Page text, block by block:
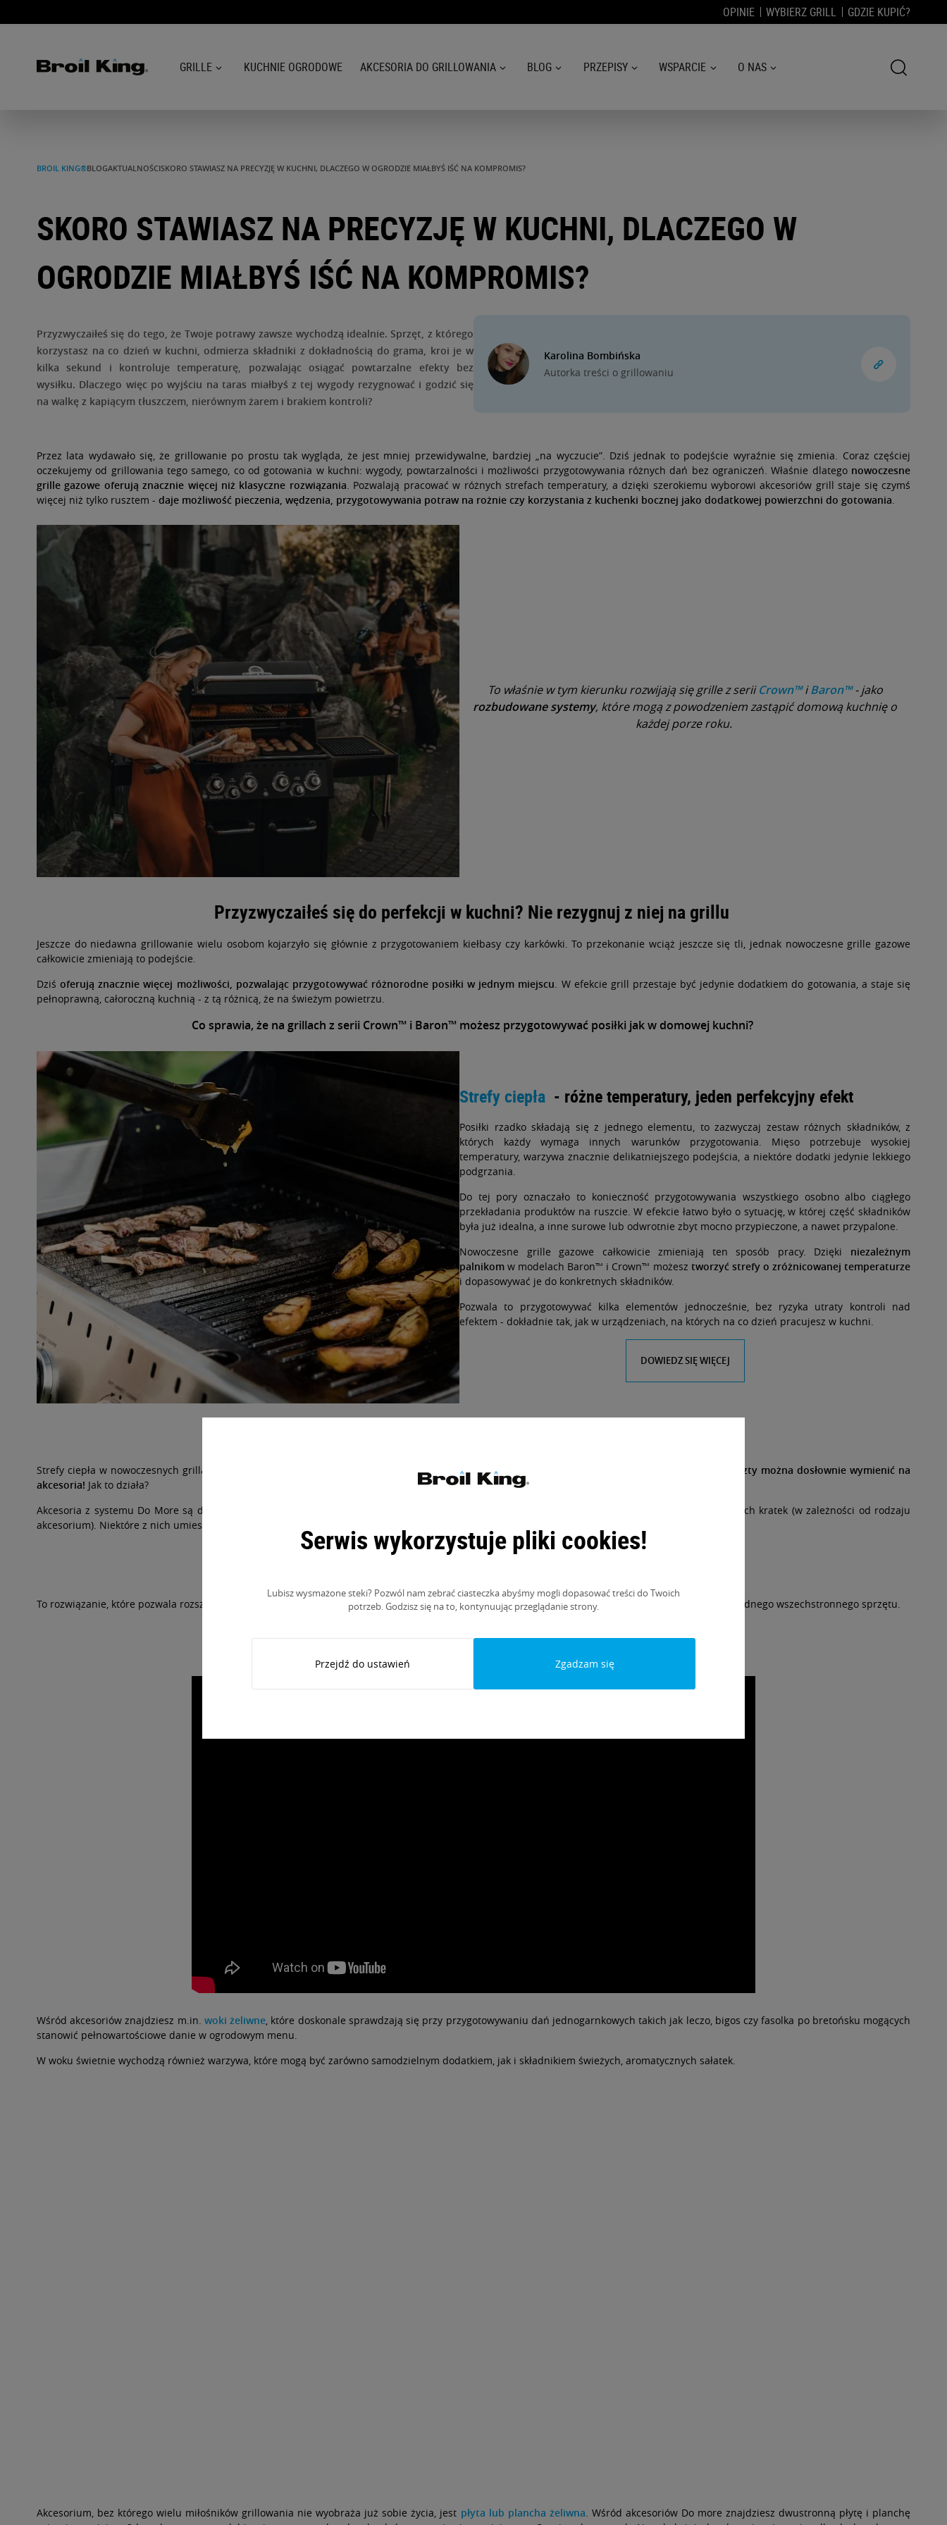
OPINIE WYBIERZ GRILL GDZIE KUPIĆ?
KUCHNIE OGRODOWE
BLOG
PRZEPISY
O NAS
GRILLE KUCHNIE OGRODOWE AKCESORIA DO GRILLOWANIA BLOG PRZEPISY WSPARCIE O NAS
BROIL KING®BLOGAKTUALNOŚCISKORO STAWIASZ NA PRECYZJĘ W KUCHNI, DLACZEGO W OGRODZIE MIAŁBYŚ IŚĆ NA KOMPROMIS?
SKORO STAWIASZ NA PRECYZJĘ W KUCHNI, DLACZEGO W
OGRODZIE MIAŁBYŚ IŚĆ NA KOMPROMIS?
Karolina Bombińska
Autorka treści o grillowaniu
Przyzwyczaiłeś się do tego, że Twoje potrawy zawsze wychodzą idealnie. Sprzęt, z którego
korzystasz na co dzień w kuchni, odmierza składniki z dokładnością do grama, kroi je w
kilka sekund i kontroluje temperaturę, pozwalając osiągać powtarzalne efekty bez
wysiłku. Dlaczego więc po wyjściu na taras miałbyś z tej wygody rezygnować i godzić się
na walkę z kapiącym tłuszczem, nierównym żarem i brakiem kontroli?
Przez lata wydawało się, że grillowanie po prostu tak wygląda, że jest mniej przewidywalne, bardziej „na wyczucie”. Dziś jednak to podejście wyraźnie się zmienia. Coraz częściej
oczekujemy od grillowania tego samego, co od gotowania w kuchni: wygody, powtarzalności i możliwości przygotowywania różnych dań bez ograniczeń. Właśnie dlatego nowoczesne
grille gazowe oferują znacznie więcej niż klasyczne rozwiązania. Pozwalają pracować w różnych strefach temperatury, a dzięki szerokiemu wyborowi akcesoriów grill staje się czymś
więcej niż tylko rusztem - daje możliwość pieczenia, wędzenia, przygotowywania potraw na rożnie czy korzystania z kuchenki bocznej jako dodatkowej powierzchni do gotowania.
To właśnie w tym kierunku rozwijają się grille z seriiCrown™iBaron™- jako
rozbudowane systemy, które mogą z powodzeniem zastąpić domową kuchnię o
każdej porze roku.
Przyzwyczaiłeś się do perfekcji w kuchni? Nie rezygnuj z niej na grillu
Jeszcze do niedawna grillowanie wielu osobom kojarzyło się głównie z przygotowaniem kiełbasy czy karkówki. To przekonanie wciąż jeszcze się tli, jednak nowoczesne grille gazowe
całkowicie zmieniają to podejście.
Dziśoferują znacznie więcej możliwości, pozwalając przygotowywać różnorodne posiłki w jednym miejscu. W efekcie grill przestaje być jedynie dodatkiem do gotowania, a staje się
pełnoprawną, całoroczną kuchnią - z tą różnicą, że na świeżym powietrzu.
Co sprawia, że na grillach z serii Crown™ i Baron™ możesz przygotowywać posiłki jak w domowej kuchni?
Strefy ciepła - różne temperatury, jeden perfekcyjny efekt
Posiłki rzadko składają się z jednego elementu, to zazwyczaj zestaw różnych składników, z
których każdy wymaga innych warunków przygotowania. Mięso potrzebuje wysokiej
temperatury, warzywa znacznie delikatniejszego podejścia, a niektóre dodatki jedynie lekkiego
podgrzania.
Do tej pory oznaczało to konieczność przygotowywania wszystkiego osobno albo ciągłego
przekładania produktów na ruszcie. W efekcie łatwo było o sytuację, w której część składników
była już idealna, a inne surowe lub odwrotnie zbyt mocno przypieczone, a nawet przypalone.
Nowoczesne grille gazowe całkowicie zmieniają ten sposób pracy. Dzięki niezależnym
palnikom w modelach Baron™ i Crown™ możesz tworzyć strefy o zróżnicowanej temperaturze
i dopasowywać je do konkretnych składników.
Pozwala to przygotowywać kilka elementów jednocześnie, bez ryzyka utraty kontroli nad
efektem - dokładnie tak, jak w urządzeniach, na których na co dzień pracujesz w kuchni.
DOWIEDZ SIĘ WIĘCEJ
Strefy ciepła w nowoczesnych grillach gazowych to ogromna zmiana, jednak to nie wszystko! Grille z serii Baron
których ruszty można dosłownie wymienić na
akcesoria! Jak to działa?
Akcesoria z systemu Do More są dopasowane do wielkości kratek rusztu, dzięki czemu można je montować w miejscu jednej, dwóch, a nawet trzech kratek (w zależności od rodzaju
akcesorium). Niektóre z nich umieszcza się bezpośrednio na ruszcie bez jego wyjmowania.
To rozwiązanie, które pozwala rozszerzać możliwości urządzenia w zależności od potrzeb - dokładnie tak, jak robisz to w swojej kuchni, korzystając z jednego wszechstronnego sprzętu.
Wykorzystujesz maksymalnię powierzchnię i możliwości!
Wśród akcesoriów znajdziesz m.in. woki żeliwne , które doskonale sprawdzają się przy przygotowywaniu dań jednogarnkowych takich jak leczo, bigos czy fasolka po bretońsku mogących
stanowić pełnowartościowe danie w ogrodowym menu.
W woku świetnie wychodzą również warzywa, które mogą być zarówno samodzielnym dodatkiem, jak i składnikiem świeżych, aromatycznych sałatek.
Akcesorium, bez którego wielu miłośników grillowania nie wyobraża już sobie życia, jest płyta lub plancha żeliwna . Wśród akcesoriów Do more znajdziesz dwustronną płytę i planchę
Serwis wykorzystuje pliki cookies!
Lubisz wysmażone steki? Pozwól nam zebrać ciasteczka abyśmy mogli dopasować treści do Twoich
potrzeb. Godzisz się na to, kontynuując przeglądanie strony.
Przejdź do ustawień Zgadzam się